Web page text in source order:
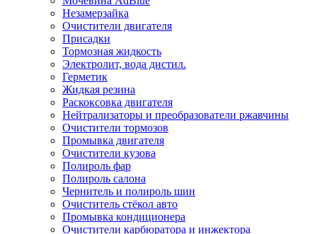
Незамерзайка
Очистители двигателя
Присадки
Тормозная жидкость
Электролит, вода дистил.
Герметик
Жидкая резина
Раскоксовка двигателя
Нейтрализаторы и преобразователи ржавчины
Очистители тормозов
Промывка двигателя
Очистители кузова
Полироль фар
Полироль салона
Чернитель и полироль шин
Очиститель стёкол авто
Промывка кондиционера
Очистители карбюратора и инжектора